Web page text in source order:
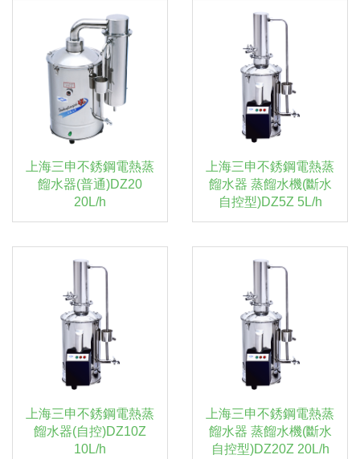
上海三申不銹鋼電熱蒸
餾水器(普通)DZ20
20L/h
上海三申不銹鋼電熱蒸
餾水器 蒸餾水機(斷水
自控型)DZ5Z 5L/h
上海三申不銹鋼電熱蒸
餾水器(自控)DZ10Z
10L/h
上海三申不銹鋼電熱蒸
餾水器 蒸餾水機(斷水
自控型)DZ20Z 20L/h